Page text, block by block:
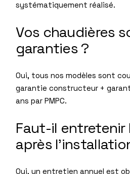
systématiquement réalisé.
Vos chaudières
garanties ?
Oui, tous nos modèles sont
garantie constructeur +
ans par PMPC.
Faut-il entretenir
après
Oui, un entretien annuel est